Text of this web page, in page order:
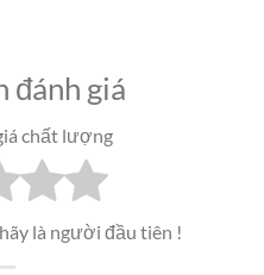
đánh giá
chất lượng
là người đầu tiên !